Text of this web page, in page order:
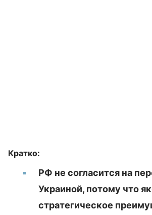
Кратко:
РФ не согласится на
Украиной, потому что
стратегическое